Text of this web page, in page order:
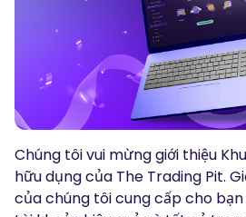
Glossary
CÔNG CỤ GIAO DỊCH
Lịch Kinh Tế
Giờ nghỉ lễ của thị trường
Đăng nhập Đăng ký
Chúng tôi vui mừng giới thiệu
hữu dụng của The Trading Pit.
của chúng tôi cung cấp cho